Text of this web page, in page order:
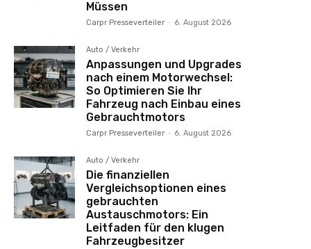
Müssen
Carpr Presseverteiler - 6. August 2026
Auto / Verkehr
Anpassungen und Upgrades
nach einem Motorwechsel:
So Optimieren Sie Ihr
Fahrzeug nach Einbau eines
Gebrauchtmotors
Carpr Presseverteiler - 6. August 2026
Auto / Verkehr
Die finanziellen
Vergleichsoptionen eines
gebrauchten
Austauschmotors: Ein
Leitfaden für den klugen
Fahrzeugbesitzer